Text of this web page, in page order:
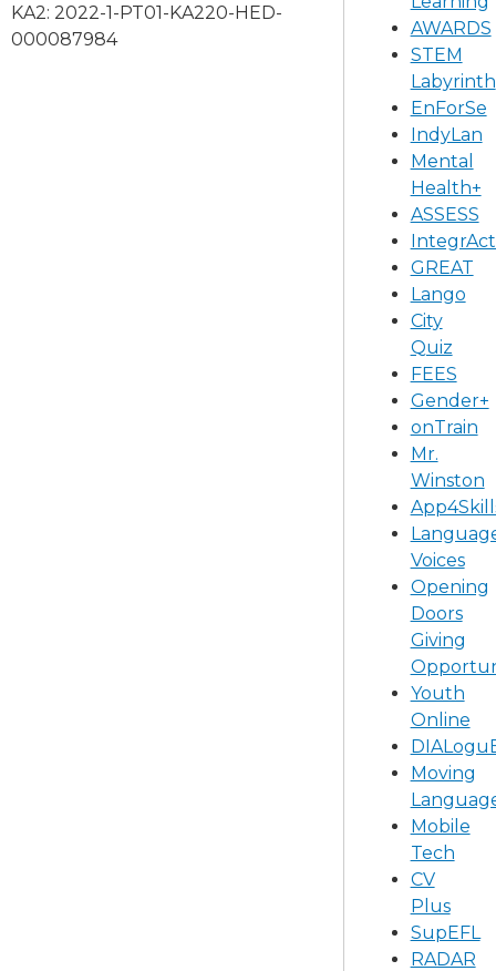
KA2: 2022-1-PT01-KA220-HED-
000087984
AWARDS
STEM
Labyrinth
EnForSe
IndyLan
Mental
Health+
ASSESS
GREAT
Lango
City
Quiz
FEES
Gender+
onTrain
Mr.
Winston
Voices
Opening
Doors
Giving
Youth
Online
Moving
Mobile
Tech
CV
Plus
SupEFL
RADAR